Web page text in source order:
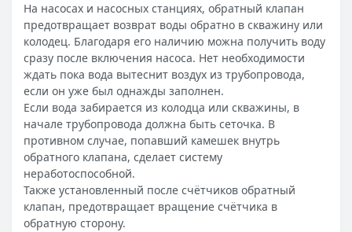
На насосах и насосных станциях, обратный клапан
предотвращает возврат воды обратно в скважину или
колодец. Благодаря его наличию можна получить воду
сразу после включения насоса. Нет необходимости
ждать пока вода вытеснит воздух из трубопровода,
если он уже был однажды заполнен.
Если вода забирается из колодца или скважины, в
начале трубопровода должна быть сеточка. В
противном случае, попавший камешек внутрь
обратного клапана, сделает систему
неработоспособной.
Также установленный после счётчиков обратный
клапан, предотвращает вращение счётчика в
обратную сторону.